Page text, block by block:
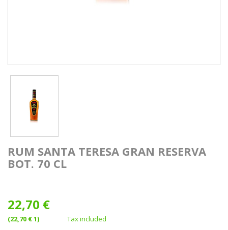
RUM SANTA TERESA GRAN RESERVA
BOT. 70 CL
22,70 €
(22,70 € 1) Tax included